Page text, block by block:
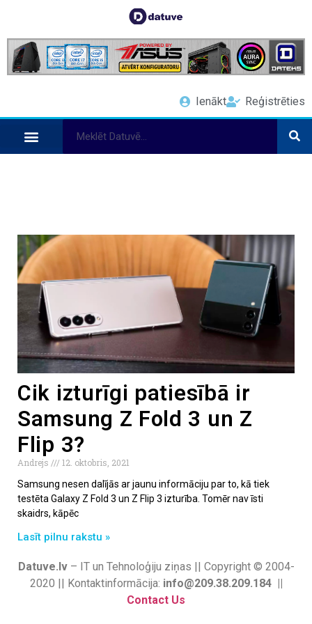
Ienākt Reģistrēties
Cik izturīgi patiesībā ir
Samsung Z Fold 3 un Z
Flip 3?
Andrejs
12. oktobris, 2021
Samsung nesen dalījās ar jaunu informāciju par to, kā tiek
testēta Galaxy Z Fold 3 un Z Flip 3 izturība. Tomēr nav īsti
skaidrs, kāpēc
Lasīt pilnu rakstu »
Datuve.lv– IT un Tehnoloģiju ziņas || Copyright © 2004-
2020 || Kontaktinformācija: info@209.38.209.184 ||
Contact Us